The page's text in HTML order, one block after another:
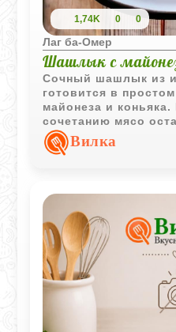
1,74K 0 0
Лаг ба-Омер
Шашлык с
Сочный шашлык из
готовится в
майонеза и
сочетанию мясо
овощи приобретают
дымка.Вилка